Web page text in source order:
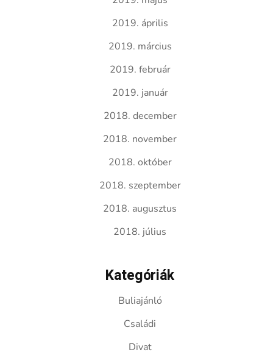
2019. április
2019. március
2019. február
2019. január
2018. december
2018. november
2018. október
2018. szeptember
2018. augusztus
2018. július
Kategóriák
Buliajánló
Családi
Divat